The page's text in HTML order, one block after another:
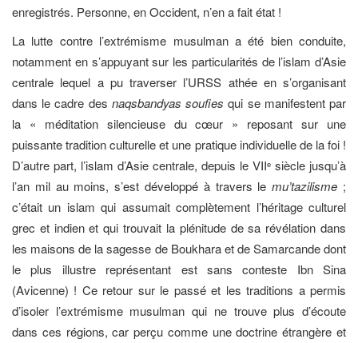
enregistrés. Personne, en Occident, n’en a fait état !
La lutte contre l’extrémisme musulman a été bien conduite,
notamment en s’appuyant sur les particularités de l’islam d’Asie
centrale lequel a pu traverser l’URSS athée en s’organisant
dans le cadre des naqsbandyas soufies qui se manifestent par
la « méditation silencieuse du cœur » reposant sur une
puissante tradition culturelle et une pratique individuelle de la foi !
D’autre part, l’islam d’Asie centrale, depuis le VIIe siècle jusqu’à
l’an mil au moins, s’est développé à travers lemu’tazilisme ;
c’était un islam qui assumait complètement l’héritage culturel
grec et indien et qui trouvait la plénitude de sa révélation dans
les maisons de la sagesse de Boukhara et de Samarcande dont
le plus illustre représentant est sans conteste Ibn Sina
(Avicenne) ! Ce retour sur le passé et les traditions a permis
d’isoler l’extrémisme musulman qui ne trouve plus d’écoute
dans ces régions, car perçu comme une doctrine étrangère et